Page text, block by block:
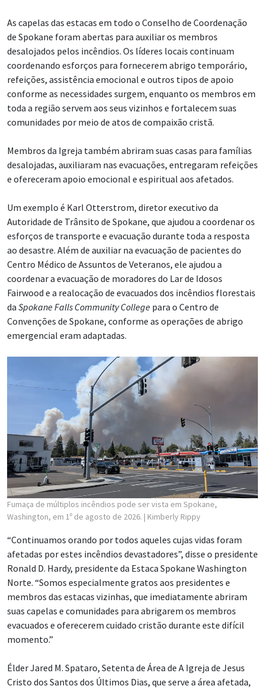
As capelas das estacas em todo o Conselho de Coordenação
de Spokane foram abertas para auxiliar os membros
desalojados pelos incêndios. Os líderes locais continuam
coordenando esforços para fornecerem abrigo temporário,
refeições, assistência emocional e outros tipos de apoio
conforme as necessidades surgem, enquanto os membros em
toda a região servem aos seus vizinhos e fortalecem suas
comunidades por meio de atos de compaixão cristã.
Membros da Igreja também abriram suas casas para famílias
desalojadas, auxiliaram nas evacuações, entregaram refeições
e ofereceram apoio emocional e espiritual aos afetados.
Um exemplo é Karl Otterstrom, diretor executivo da
Autoridade de Trânsito de Spokane, que ajudou a coordenar os
esforços de transporte e evacuação durante toda a resposta
ao desastre. Além de auxiliar na evacuação de pacientes do
Centro Médico de Assuntos de Veteranos, ele ajudou a
coordenar a evacuação de moradores do Lar de Idosos
Fairwood e a realocação de evacuados dos incêndios florestais
da Spokane Falls Community College para o Centro de
Convenções de Spokane, conforme as operações de abrigo
emergencial eram adaptadas.
Fumaça de múltiplos incêndios pode ser vista em Spokane,
Washington, em 1º de agosto de 2026. | Kimberly Rippy
“Continuamos orando por todos aqueles cujas vidas foram
afetadas por estes incêndios devastadores”, disse o presidente
Ronald D. Hardy, presidente da Estaca Spokane Washington
Norte. “Somos especialmente gratos aos presidentes e
membros das estacas vizinhas, que imediatamente abriram
suas capelas e comunidades para abrigarem os membros
evacuados e oferecerem cuidado cristão durante este difícil
momento.”
Élder Jared M. Spataro, Setenta de Área de A Igreja de Jesus
Cristo dos Santos dos Últimos Dias, que serve a área afetada,